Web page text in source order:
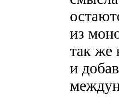
из
так же
и